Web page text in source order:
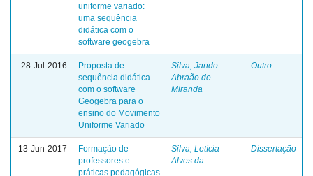
uniforme variado:
uma sequência
didática com o
software geogebra
28-Jul-2016
Proposta de
sequência didática
com o software
Geogebra para o
ensino do Movimento
Uniforme Variado
Silva, Jando
Abraão de
Miranda
Outro
13-Jun-2017
Formação de
professores e
práticas pedagógicas
Silva, Letícia
Alves da
Dissertação